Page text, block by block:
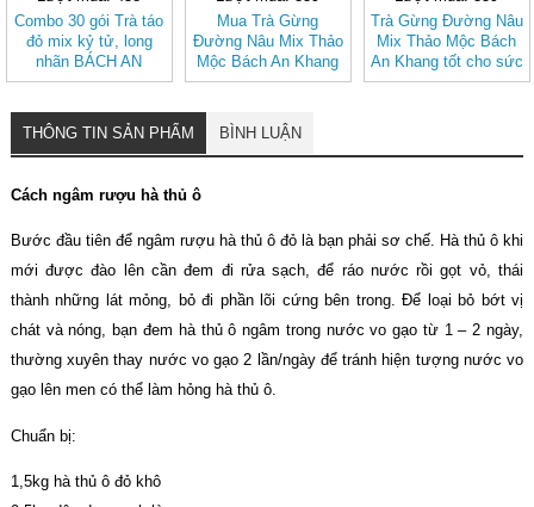
Combo 30 gói Trà táo
đỏ mix kỷ tử, long
nhãn BÁCH AN
KHANG
Mua Trà Gừng
Đường Nâu Mix Thảo
Mộc Bách An Khang
– Thơm Ấm Tự
Trà Gừng Đường Nâu
Mix Thảo Mộc Bách
An Khang tốt cho sức
khỏe, dễ uống
THÔNG TIN SẢN PHẨM BÌNH LUẬN
Cách ngâm rượu hà thủ ô
Bước đầu tiên để ngâm rượu hà thủ ô đỏ là bạn phải sơ chế. Hà thủ ô khi
mới được đào lên cần đem đi rửa sạch, để ráo nước rồi gọt vỏ, thái
thành những lát mỏng, bỏ đi phần lõi cứng bên trong. Để loại bỏ bớt vị
chát và nóng, bạn đem hà thủ ô ngâm trong nước vo gạo từ 1 – 2 ngày,
thường xuyên thay nước vo gạo 2 lần/ngày để tránh hiện tượng nước vo
gạo lên men có thể làm hỏng hà thủ ô.
Chuẩn bị:
1,5kg hà thủ ô đỏ khô